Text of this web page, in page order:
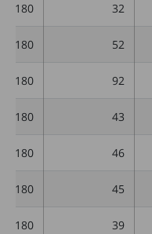
32
180
52
180
92
180
43
180
46
180
45
180
39
180